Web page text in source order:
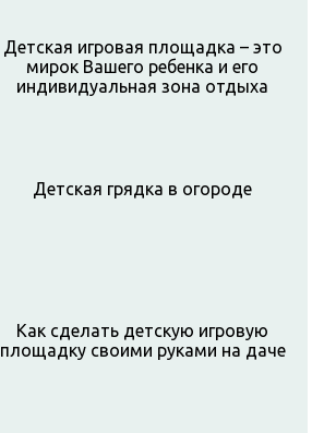
Детская игровая площадка – это
мирок Вашего ребенка и его
индивидуальная зона отдыха
Детская грядка в огороде
Как сделать детскую игровую
площадку своими руками на даче